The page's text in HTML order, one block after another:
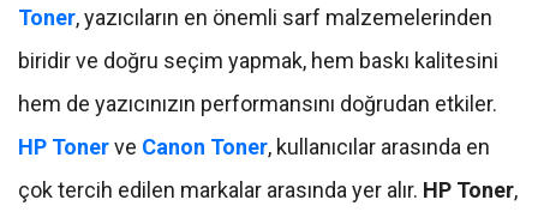
Toner, yazıcıların en önemli sarf malzemelerinden
biridir ve doğru seçim yapmak, hem baskı kalitesini
hem de yazıcınızın performansını doğrudan etkiler.
HP Tonerve Canon Toner, kullanıcılar arasında en
çok tercih edilen markalar arasında yer alır. HP Toner,